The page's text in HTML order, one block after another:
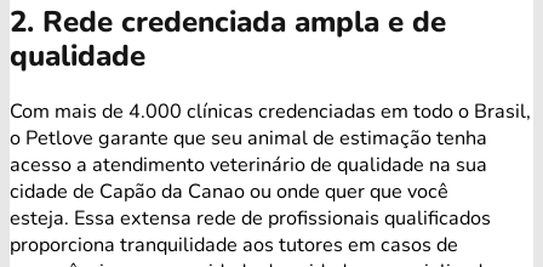
2. Rede credenciada ampla e de
qualidade
Com mais de 4.000 clínicas credenciadas em todo o Brasil,
o Petlove garante que seu animal de estimação tenha
acesso a atendimento veterinário de qualidade na sua
cidade de Capão da Canao ou onde quer que você
esteja. Essa extensa rede de profissionais qualificados
proporciona tranquilidade aos tutores em casos de